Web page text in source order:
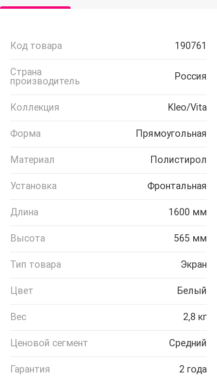
Код товара 190761
Страна
производитель
Россия
Коллекция Kleo/Vita
Форма Прямоугольная
Материал Полистирол
Установка Фронтальная
Длина 1600 мм
Высота 565 мм
Тип товара Экран
Цвет Белый
Вес 2,8 кг
Ценовой сегмент Средний
Гарантия 2 года